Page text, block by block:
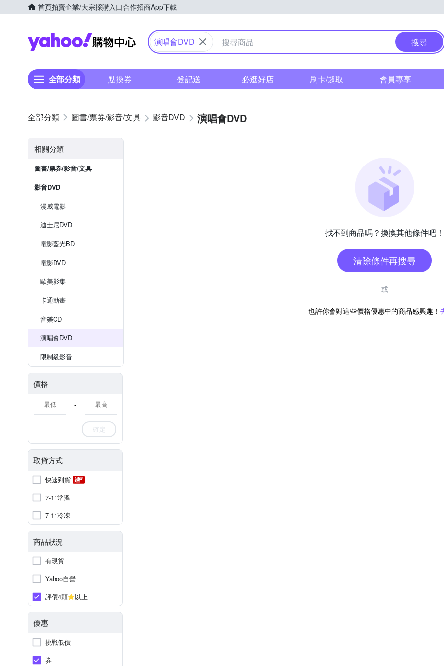
首頁拍賣企業/大宗採購入口合作招商App下載
Yahoo購物中心
演唱會DVD 搜尋
全部分類 點換券 登記送 必逛好店 刷卡/超取 會員專享
圖書/票券/影音/文具 影音DVD 演唱會DVD
相關分類
圖書/票券/影音/文具
影音DVD
漫威電影
迪士尼DVD
電影藍光BD
電影DVD
歐美影集
卡通動畫
音樂CD
演唱會DVD
限制級影音
價格
-
確定
取貨方式
快速到貨
7-11常溫
7-11冷凍
商品狀況
有現貨
Yahoo自營
評價4顆
以上
優惠
挑戰低價
券
找不到商品嗎？換換其他條件吧！
清除條件再搜尋
或
也許你會對這些價格優惠中的商品感興趣！